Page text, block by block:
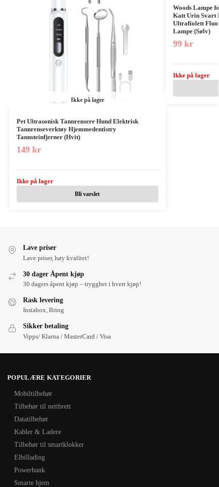
Ikke på lager
Pet Ultrasonisk Tannrensere Hund Elektrisk
Tannrenseverktøy Hjemmedentistry
Tannsteinfjerner (Hvit)
149 kr
Ikke på lager
Bli varslet
Woods Lampe
Katt Urin Svart
Ultrafiolett
Lampe (Sølv)
99 kr
Ikke på lager
Lave priser
Lave priser, høy kvalitet!
30 dager Åpent kjøp
30 dagers åpent kjøp – trygghet i hvert kjøp!
Rask levering
Instabox, Bring
Sikker betaling
Vipps/ Klarna / MasterCard / Visa
POPULÆRE KATEGORIER
Mobiltilbehør
Tilbehør til nettbrett
Datatilbehør
Kabler & Ladere
Tilbehør til smartklokker
Elbillading
Powerbank
Smarte hjem